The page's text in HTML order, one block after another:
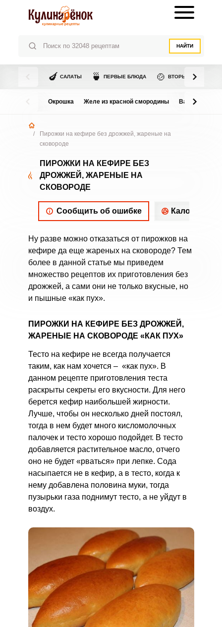
НАЙТИ
🍆 САЛАТЫ 🍵 ПЕРВЫЕ БЛЮДА 🍲 ВТОРЫЕ БЛЮДА
Окрошка Желе из красной смородины Варенье из
/
Пирожки на кефире без дрожжей, жареные на
сковороде
ПИРОЖКИ НА КЕФИРЕ БЕЗ
ДРОЖЖЕЙ, ЖАРЕНЫЕ НА
СКОВОРОДЕ
Сообщить об ошибке
Ну разве можно отказаться от пирожков на
кефире да еще жареных на сковороде? Тем
более в данной статье мы приведем
множество рецептов их приготовления без
дрожжей, а сами они не только вкусные, но
и пышные «как пух».
ПИРОЖКИ НА КЕФИРЕ БЕЗ ДРОЖЖЕЙ,
ЖАРЕНЫЕ НА СКОВОРОДЕ «КАК ПУХ»
Тесто на кефире не всегда получается
таким, как нам хочется – «как пух». В
данном рецепте приготовления теста
раскрыты секреты его вкусности. Для него
берется кефир наибольшей жирности.
Лучше, чтобы он несколько дней постоял,
тогда в нем будет много кисломолочных
палочек и тесто хорошо подойдет. В тесто
добавляется растительное масло, отчего
оно не будет «рваться» при лепке. Сода
насыпается не в кефир, а в тесто, когда к
нему добавлена половина муки, тогда
пузырьки газа поднимут тесто, а не уйдут в
воздух.